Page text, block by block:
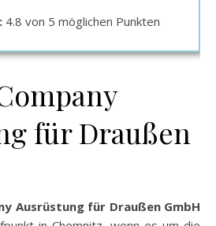
4.8 von 5 möglichen Punkten
für Draußen
Ausrüstung für Draußen GmbH